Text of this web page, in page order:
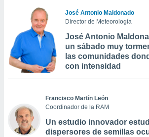
José Antonio Maldonado
Director de Meteorología
José Antonio
un sábado muy
las comunidades
con intensidad
Francisco Martín León
Coordinador de la RAM
Un estudio innovador
dispersores de semillas